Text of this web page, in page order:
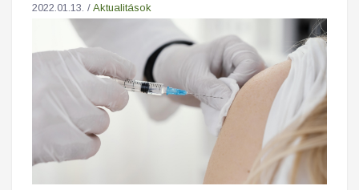
2022.01.13. / Aktualitások